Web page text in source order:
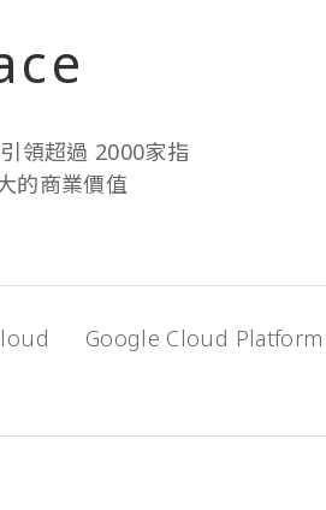
領超過 2000家指
的商業價值
Google Cloud Platform